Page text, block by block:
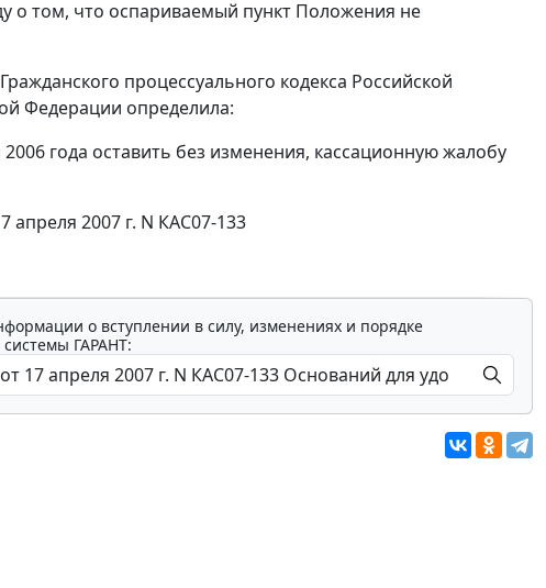
о том, что оспариваемый пункт Положения не
процессуального кодекса Российской
Федерации определила:
года оставить без изменения, кассационную жалобу
2007 г. N КАС07-133
о вступлении в силу, изменениях и порядке
ГАРАНТ: